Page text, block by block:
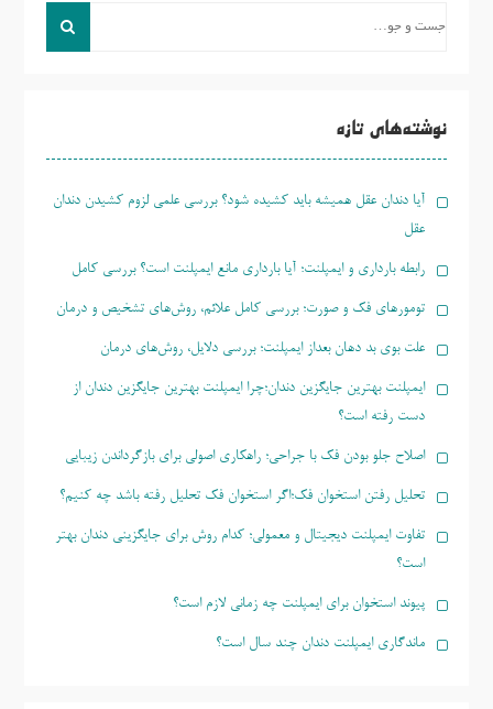
نوشته‌های تازه
آیا دندان عقل همیشه باید کشیده شود؟ بررسی علمی لزوم کشیدن دندان
عقل
رابطه بارداری و ایمپلنت؛ آیا بارداری مانع ایمپلنت است؟ بررسی کامل
تومورهای فک و صورت؛ بررسی کامل علائم، روش‌های تشخیص و درمان
علت بوی بد دهان بعداز ایمپلنت؛ بررسی دلایل، روش‌های درمان
ایمپلنت بهترین جایگزین دندان؛چرا ایمپلنت بهترین جایگزین دندان از
دست رفته است؟
اصلاح جلو بودن فک با جراحی؛ راهکاری اصولی برای بازگرداندن زیبایی
تحلیل رفتن استخوان فک؛اگر استخوان فک تحلیل رفته باشد چه کنیم؟
تفاوت ایمپلنت دیجیتال و معمولی؛ کدام روش برای جایگزینی دندان بهتر
است؟
پیوند استخوان برای ایمپلنت چه زمانی لازم است؟
ماندگاری ایمپلنت دندان چند سال است؟